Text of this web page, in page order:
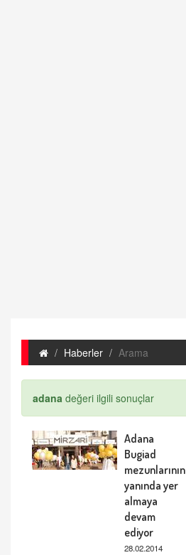
Haberler Arama
adana değeri ilgili sonuçlar
Adana
Bugiad
mezunlarının
yanında yer
almaya
devam
ediyor
28.02.2014